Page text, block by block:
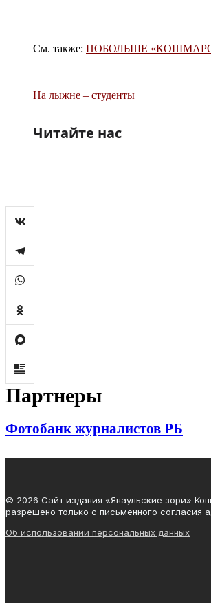
См. также: ПОБОЛЬШЕ
На лыжне – студенты
Читайте нас
Партнеры
Фотобанк журналистов РБ
© 2026 Сайт издания «Янаульские зори»
разрешено только с письменного согласия
Об использовании персональных данных